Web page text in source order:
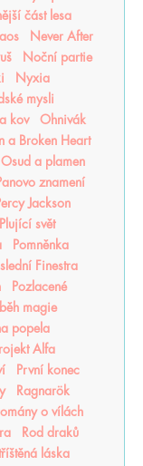
část lesa
Never After
Noční partie
Nyxia
mysli
kov
Ohnivák
a Broken Heart
Osud a plamen
znamení
Jackson
Plující svět
Pomněnka
Finestra
Pozlacené
magie
popela
Alfa
První konec
Ragnarök
o vílách
Rod draků
láska